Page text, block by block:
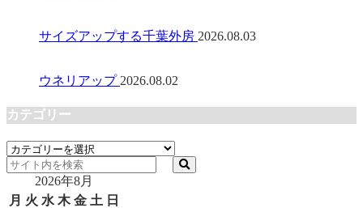
サイズアップする千葉外房 2026.08.03
ウネリアップ 2026.08.02
カテゴリー
カ
テ
リ
2026年8月
月 火 水 木 金 土 日